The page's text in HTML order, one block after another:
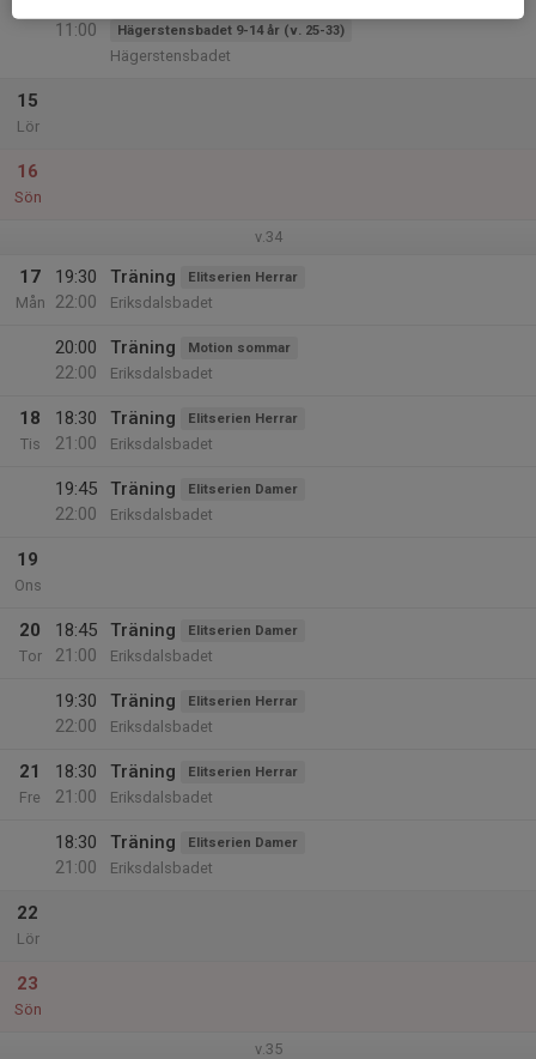
11:00
Hägerstensbadet 9-14 år (v. 25-33)
Hägerstensbadet
15
Lör
16
Sön
v.34
17
Mån
19:30
22:00
Träning Elitserien Herrar
Eriksdalsbadet
20:00
22:00
Träning Motion sommar
Eriksdalsbadet
18
Tis
18:30
21:00
Träning Elitserien Herrar
Eriksdalsbadet
19:45
22:00
Träning Elitserien Damer
Eriksdalsbadet
19
Ons
20
Tor
18:45
21:00
Träning Elitserien Damer
Eriksdalsbadet
19:30
22:00
Träning Elitserien Herrar
Eriksdalsbadet
21
Fre
18:30
21:00
Träning Elitserien Herrar
Eriksdalsbadet
18:30
21:00
Träning Elitserien Damer
Eriksdalsbadet
22
Lör
23
Sön
v.35